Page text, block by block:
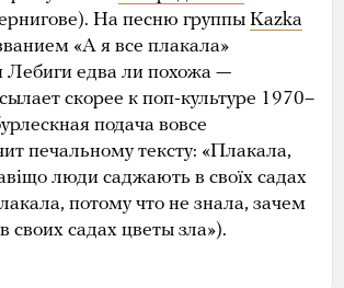
На песню группы Kazka
«А я все плакала»
едва ли похожа —
скорее к поп-культуре 1970–
подача вовсе
печальному тексту: «Плакала,
люди саджають в своїх садах
потому что не знала, зачем
садах цветы зла»).